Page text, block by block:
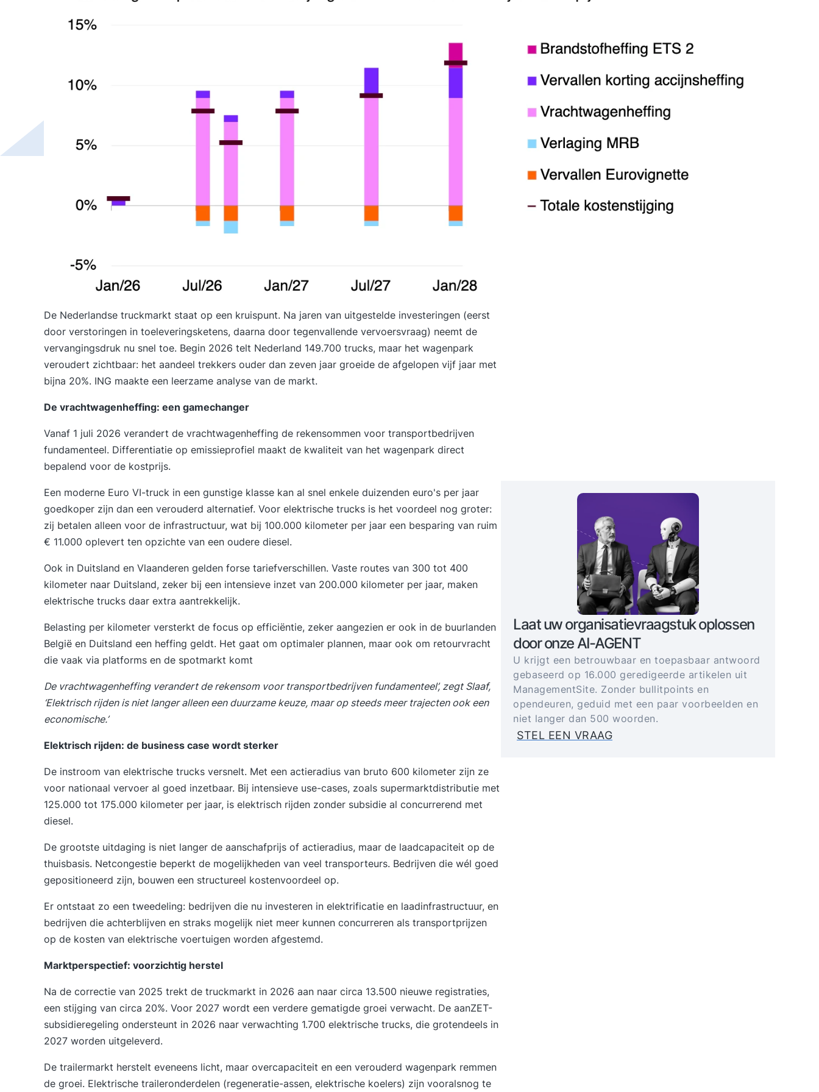
De Nederlandse truckmarkt staat op een kruispunt. Na jaren van uitgestelde investeringen (eerst
door verstoringen in toeleveringsketens, daarna door tegenvallende vervoersvraag) neemt de
vervangingsdruk nu snel toe. Begin 2026 telt Nederland 149.700 trucks, maar het wagenpark
veroudert zichtbaar: het aandeel trekkers ouder dan zeven jaar groeide de afgelopen vijf jaar met
bijna 20%. ING maakte een leerzame analyse van de markt.
De vrachtwagenheffing: een gamechanger
Vanaf 1 juli 2026 verandert de vrachtwagenheffing de rekensommen voor transportbedrijven
fundamenteel. Differentiatie op emissieprofiel maakt de kwaliteit van het wagenpark direct
bepalend voor de kostprijs.
Een moderne Euro VI-truck in een gunstige klasse kan al snel enkele duizenden euro's per jaar
goedkoper zijn dan een verouderd alternatief. Voor elektrische trucks is het voordeel nog groter:
zij betalen alleen voor de infrastructuur, wat bij 100.000 kilometer per jaar een besparing van ruim
€ 11.000 oplevert ten opzichte van een oudere diesel.
Ook in Duitsland en Vlaanderen gelden forse tariefverschillen. Vaste routes van 300 tot 400
kilometer naar Duitsland, zeker bij een intensieve inzet van 200.000 kilometer per jaar, maken
elektrische trucks daar extra aantrekkelijk.
Belasting per kilometer versterkt de focus op efficiëntie, zeker aangezien er ook in de buurlanden
België en Duitsland een heffing geldt. Het gaat om optimaler plannen, maar ook om retourvracht
die vaak via platforms en de spotmarkt komt
De vrachtwagenheffing verandert de rekensom voor transportbedrijven fundamenteel’, zegt Slaaf,
‘Elektrisch rijden is niet langer alleen een duurzame keuze, maar op steeds meer trajecten ook een
economische.’
Elektrisch rijden: de business case wordt sterker
De instroom van elektrische trucks versnelt. Met een actieradius van bruto 600 kilometer zijn ze
voor nationaal vervoer al goed inzetbaar. Bij intensieve use-cases, zoals supermarktdistributie met
125.000 tot 175.000 kilometer per jaar, is elektrisch rijden zonder subsidie al concurrerend met
diesel.
De grootste uitdaging is niet langer de aanschafprijs of actieradius, maar de laadcapaciteit op de
thuisbasis. Netcongestie beperkt de mogelijkheden van veel transporteurs. Bedrijven die wél goed
gepositioneerd zijn, bouwen een structureel kostenvoordeel op.
Er ontstaat zo een tweedeling: bedrijven die nu investeren in elektrificatie en laadinfrastructuur, en
bedrijven die achterblijven en straks mogelijk niet meer kunnen concurreren als transportprijzen
op de kosten van elektrische voertuigen worden afgestemd.
Marktperspectief: voorzichtig herstel
Na de correctie van 2025 trekt de truckmarkt in 2026 aan naar circa 13.500 nieuwe registraties,
een stijging van circa 20%. Voor 2027 wordt een verdere gematigde groei verwacht. De aanZET-
subsidieregeling ondersteunt in 2026 naar verwachting 1.700 elektrische trucks, die grotendeels in
2027 worden uitgeleverd.
De trailermarkt herstelt eveneens licht, maar overcapaciteit en een verouderd wagenpark remmen
de groei. Elektrische traileronderdelen (regeneratie-assen, elektrische koelers) zijn vooralsnog te
Laat uw organisatievraagstuk oplossen
door onze AI-AGENT
U krijgt een betrouwbaar en toepasbaar antwoord
gebaseerd op 16.000 geredigeerde artikelen uit
ManagementSite. Zonder bullitpoints en
opendeuren, geduid met een paar voorbeelden en
niet langer dan 500 woorden.
STEL EEN VRAAG